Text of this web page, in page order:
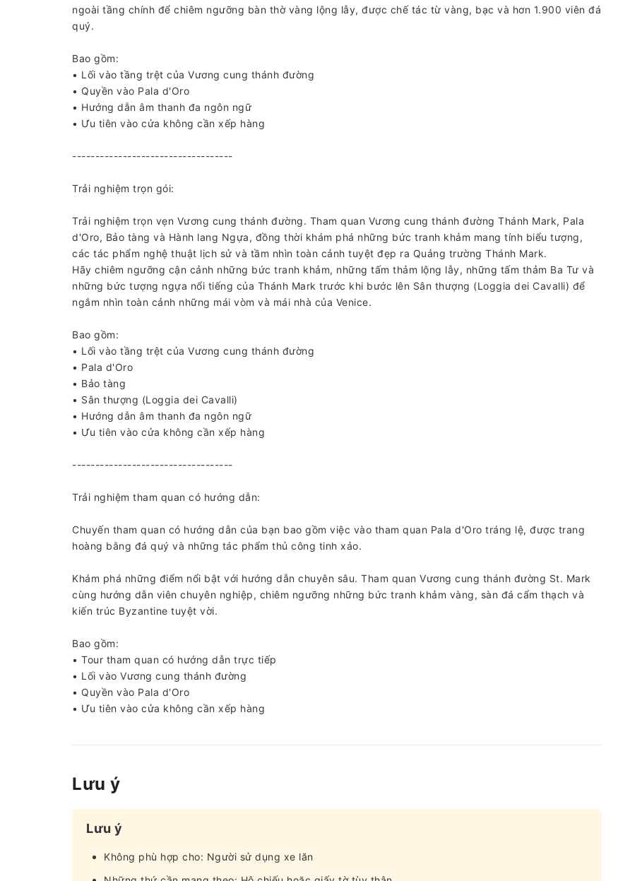
ngoài tầng chính để chiêm ngưỡng bàn thờ vàng lộng lẫy, được chế tác từ vàng, bạc và hơn 1.900 viên đá
quý.
Bao gồm:
• Lối vào tầng trệt của Vương cung thánh đường
• Quyền vào Pala d'Oro
• Hướng dẫn âm thanh đa ngôn ngữ
• Ưu tiên vào cửa không cần xếp hàng
-----------------------------------
Trải nghiệm trọn gói:
Trải nghiệm trọn vẹn Vương cung thánh đường. Tham quan Vương cung thánh đường Thánh Mark, Pala
d'Oro, Bảo tàng và Hành lang Ngựa, đồng thời khám phá những bức tranh khảm mang tính biểu tượng,
các tác phẩm nghệ thuật lịch sử và tầm nhìn toàn cảnh tuyệt đẹp ra Quảng trường Thánh Mark.
Hãy chiêm ngưỡng cận cảnh những bức tranh khảm, những tấm thảm lộng lẫy, những tấm thảm Ba Tư và
những bức tượng ngựa nổi tiếng của Thánh Mark trước khi bước lên Sân thượng (Loggia dei Cavalli) để
ngắm nhìn toàn cảnh những mái vòm và mái nhà của Venice.
Bao gồm:
• Lối vào tầng trệt của Vương cung thánh đường
• Pala d'Oro
• Bảo tàng
• Sân thượng (Loggia dei Cavalli)
• Hướng dẫn âm thanh đa ngôn ngữ
• Ưu tiên vào cửa không cần xếp hàng
-----------------------------------
Trải nghiệm tham quan có hướng dẫn:
Chuyến tham quan có hướng dẫn của bạn bao gồm việc vào tham quan Pala d'Oro tráng lệ, được trang
hoàng bằng đá quý và những tác phẩm thủ công tinh xảo.
Khám phá những điểm nổi bật với hướng dẫn chuyên sâu. Tham quan Vương cung thánh đường St. Mark
cùng hướng dẫn viên chuyên nghiệp, chiêm ngưỡng những bức tranh khảm vàng, sàn đá cẩm thạch và
kiến ​​trúc Byzantine tuyệt vời.
Bao gồm:
• Tour tham quan có hướng dẫn trực tiếp
• Lối vào Vương cung thánh đường
• Quyền vào Pala d'Oro
• Ưu tiên vào cửa không cần xếp hàng
Lưu ý
Lưu ý
Không phù hợp cho: Người sử dụng xe lăn